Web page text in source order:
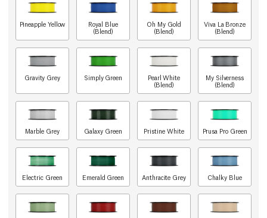
Pineapple Yellow
Royal Blue
(Blend)
Oh My Gold
(Blend)
Viva La Bronze
(Blend)
Gravity Grey Simply Green
Pearl White
(Blend)
My Silverness
(Blend)
Marble Grey Galaxy Green Pristine White Prusa Pro Green
Electric Green Emerald Green Anthracite Grey Chalky Blue